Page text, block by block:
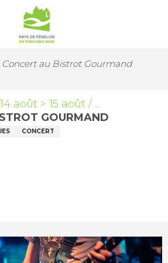
Concert au Bistrot Gourmand
août > 15 août / ...
GOURMAND
CONCERT
aux favoris